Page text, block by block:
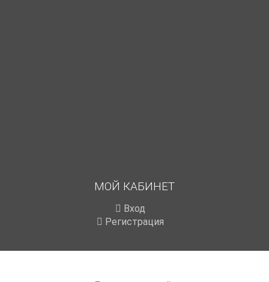
МОЙ КАБИНЕТ
Вход
Регистрация